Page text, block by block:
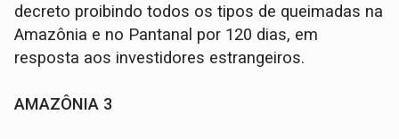
decreto proibindo todos os tipos de queimadas na
Amazônia e no Pantanal por 120 dias, em
resposta aos investidores estrangeiros.
AMAZÔNIA 3